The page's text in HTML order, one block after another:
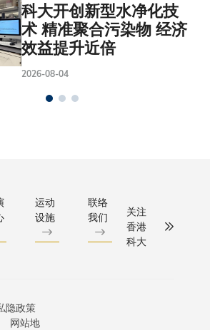
科大开创新型水净化技
术 精准聚合污染物 经济
效益提升近倍
2026-08-04
运动
设施
联络
我们
关注
香港
科大
隐政策
网站地